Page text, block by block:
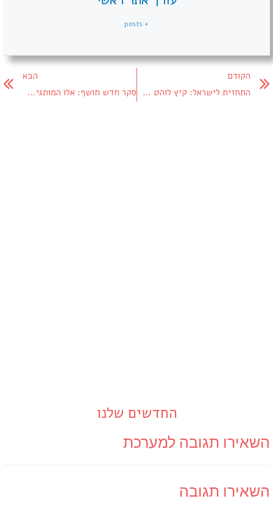
+ posts
הקודם
התחזית לישראל: קיץ לוהט של הפגנות
הבא
סקר חדש חושף: אלו המותגים שהכי שווה לקנות בסופר
החדשים שלנו
השאירו תגובה למערכת
השאירו תגובה